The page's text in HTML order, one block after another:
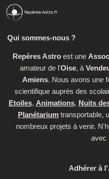
Skip to content
Qui sommes-nous ?
Repères Astroest une
amateur de l'Oise, à
Amiens. Nous avons une
scientifique auprès des
Etoiles, Animations, Nuits
Planétarium transportable,
nombreux projets à venir.
avec
Adhérer à